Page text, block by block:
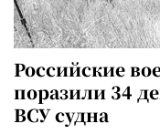
Российские
поразили 34
ВСУ судна